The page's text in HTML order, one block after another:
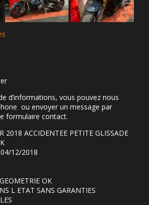
d’informations, vous pouvez nous
ou envoyer un message par
formulaire contact.
2018 ACCIDENTEE PETITE GLISSADE
04/12/2018
OK
L ETAT SANS GARANTIES